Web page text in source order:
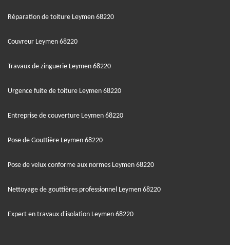
Réparation de toiture Leymen 68220
Couvreur Leymen 68220
Travaux de zinguerie Leymen 68220
Urgence fuite de toiture Leymen 68220
Entreprise de couverture Leymen 68220
Pose de Gouttière Leymen 68220
Pose de velux conforme aux normes Leymen 68220
Nettoyage de gouttières professionnel Leymen 68220
Expert en travaux d'isolation Leymen 68220